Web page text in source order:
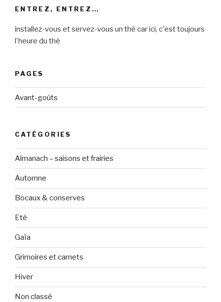
ENTREZ, ENTREZ…
installez-vous et servez-vous un thé car ici, c'est toujours
l'heure du thé
PAGES
Avant-goûts
CATÉGORIES
Almanach – saisons et frairies
Automne
Bocaux & conserves
Eté
Gaïa
Grimoires et carnets
Hiver
Non classé